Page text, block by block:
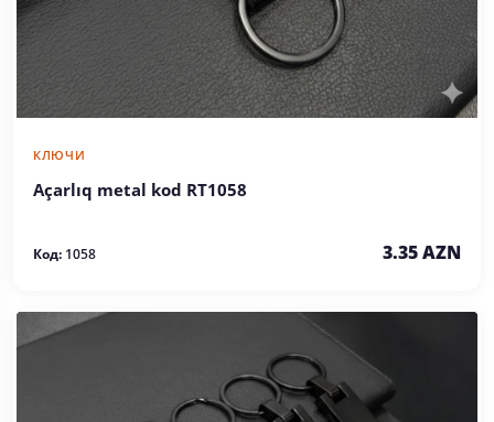
КЛЮЧИ
Açarlıq metal kod RT1058
Код: 1058 3.35 AZN